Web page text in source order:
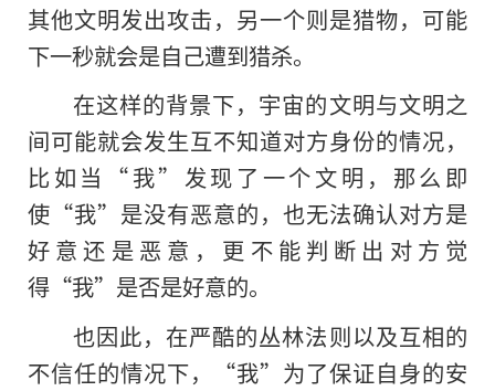
其他文明发出攻击，另一个则是猎物，可能
下一秒就会是自己遭到猎杀。
在这样的背景下，宇宙的文明与文明之
间可能就会发生互不知道对方身份的情况，
比如当“我”发现了一个文明，那么即
使“我”是没有恶意的，也无法确认对方是
好意还是恶意，更不能判断出对方觉
得“我”是否是好意的。
也因此，在严酷的丛林法则以及互相的
不信任的情况下，“我”为了保证自身的安